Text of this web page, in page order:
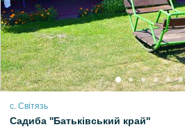
с. Світязь
Садиба ''Батьківський край''